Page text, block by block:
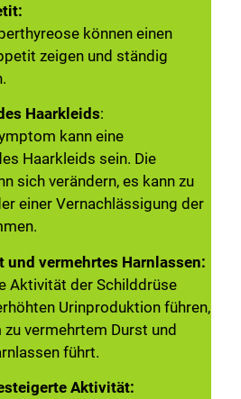
können einen
zeigen und ständig
Haarkleids:
kann eine
Haarkleids sein. Die
sich verändern, es kann zu
einer Vernachlässigung der
und vermehrtes Harnlassen:
Aktivität der Schilddrüse
Urinproduktion führen,
vermehrtem Durst und
führt.
Aktivität: